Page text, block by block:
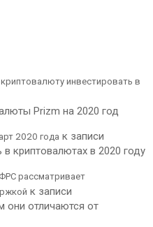
инвестировать в
Prizm на 2020 год
2020 года к записи
в криптовалютах в 2020 году
рассматривает
к записи
они отличаются от